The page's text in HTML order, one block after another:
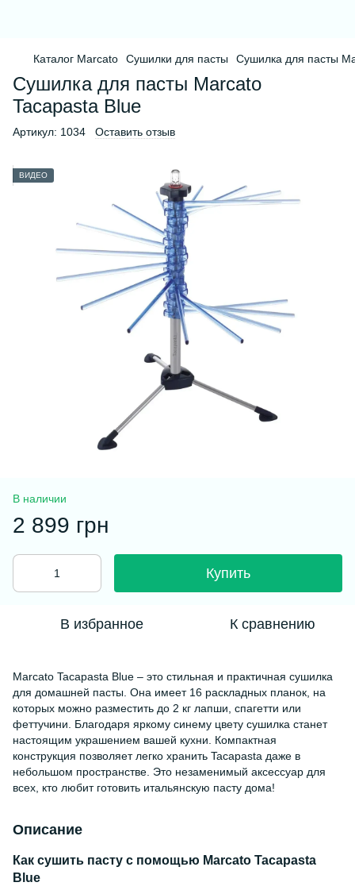
Каталог Marcato Сушилки для пасты Сушилка для пасты
Сушилка для пасты Marcato
Tacapasta Blue
Артикул: 1034 Оставить отзыв
ВИДЕО
В наличии
2 899 грн
Купить
В избранное К сравнению
Marcato Tacapasta Blue – это стильная и практичная сушилка
для домашней пасты. Она имеет 16 раскладных планок, на
которых можно разместить до 2 кг лапши, спагетти или
феттучини. Благодаря яркому синему цвету сушилка станет
настоящим украшением вашей кухни. Компактная
конструкция позволяет легко хранить Tacapasta даже в
небольшом пространстве. Это незаменимый аксессуар для
всех, кто любит готовить итальянскую пасту дома!
Описание
Как сушить пасту с помощью Marcato Tacapasta
Blue